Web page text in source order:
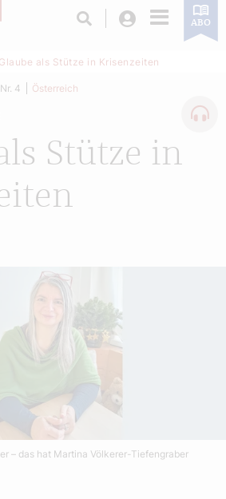
Login ABO
Glaube als Stütze in Krisenzeiten
Stütze in
4 Österreich
– das hat Martina Völkerer-Tiefengraber